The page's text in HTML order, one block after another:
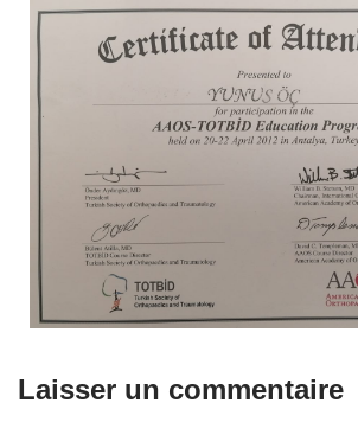
Laisser un commentaire